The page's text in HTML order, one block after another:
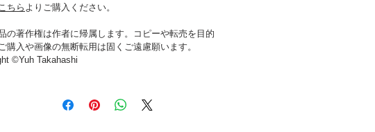
こちら よりご購入ください。
の著作権は作者に帰属します。コピーや転売を目的
購入や画像の無断転用は固くご遠慮願います。
©Yuh Takahashi